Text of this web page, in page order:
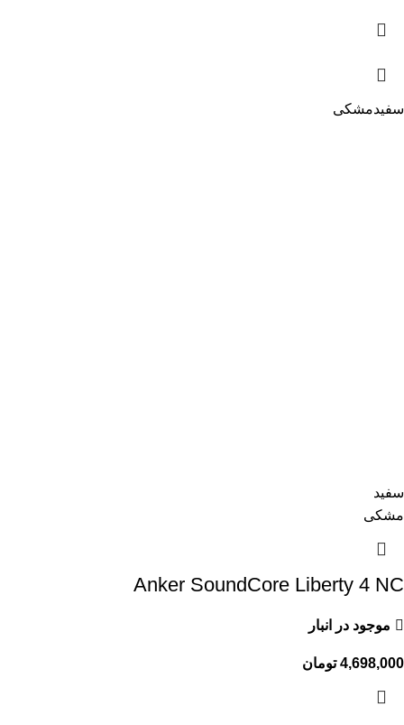
سفیدمشکی
سفید
مشکی
Anker SoundCore Liberty 4 NC
موجود در انبار
4,698,000 تومان